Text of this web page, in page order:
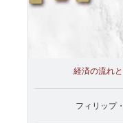
経済の流れ
フィリップ